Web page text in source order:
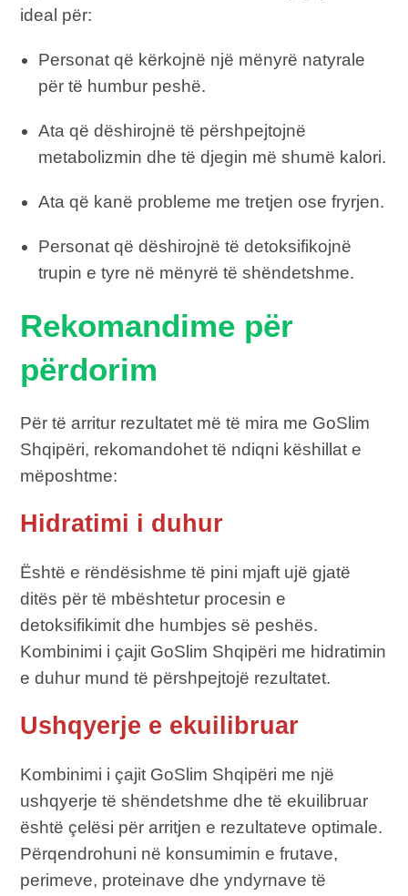
ideal për:
Personat që kërkojnë një mënyrë natyrale
për të humbur peshë.
Ata që dëshirojnë të përshpejtojnë
metabolizmin dhe të djegin më shumë kalori.
Ata që kanë probleme me tretjen ose fryrjen.
Personat që dëshirojnë të detoksifikojnë
trupin e tyre në mënyrë të shëndetshme.
Rekomandime për
përdorim
Për të arritur rezultatet më të mira me GoSlim
Shqipëri, rekomandohet të ndiqni këshillat e
mëposhtme:
Hidratimi i duhur
Është e rëndësishme të pini mjaft ujë gjatë
ditës për të mbështetur procesin e
detoksifikimit dhe humbjes së peshës.
Kombinimi i çajit GoSlim Shqipëri me hidratimin
e duhur mund të përshpejtojë rezultatet.
Ushqyerje e ekuilibruar
Kombinimi i çajit GoSlim Shqipëri me një
ushqyerje të shëndetshme dhe të ekuilibruar
është çelësi për arritjen e rezultateve optimale.
Përqendrohuni në konsumimin e frutave,
perimeve, proteinave dhe yndyrnave të